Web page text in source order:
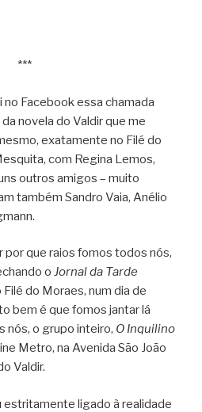
***
Facebook essa chamada
novela do Valdir que me
exatamente no Filé do
com Regina Lemos,
outros amigos – muito
também Sandro Vaia, Anélio
por que raios fomos todos nós,
o Jornal da Tarde
do Moraes, num dia de
bem é que fomos jantar lá
nós, o grupo inteiro, O Inquilino
Metro, na Avenida São João
Valdir.
estritamente ligado à realidade